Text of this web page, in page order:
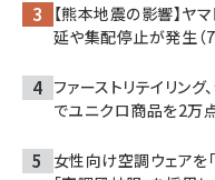
【熊本地震の影響】ヤ
延や集配停止が発生（
ファーストリテイリン
でユニクロ商品を2万
女性向け空調ウェアを